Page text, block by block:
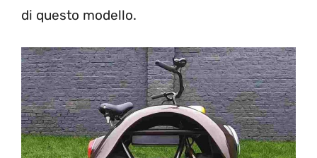
di questo modello.